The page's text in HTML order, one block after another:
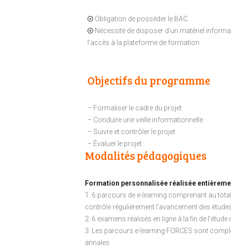
Obligation de posséder le BAC
Nécessité de disposer d’un matériel
l’accès à la plateforme de formation
Objectifs du programme
– Formaliser le cadre du projet
– Conduire une veille informationnelle
– Suivre et contrôler le projet
– Évaluer le projet
Modalités pédagogiques
Formation personnalisée réalisée
1. 6 parcours de e-learning comprenant au
contrôle régulièrement l’avancement des
2. 6 examens réalisés en ligne à la fin de
3. Les parcours e-learning FORCES sont
annales.